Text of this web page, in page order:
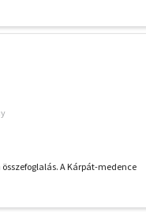
A Kárpát-medence